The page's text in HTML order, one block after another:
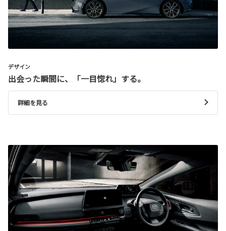
デザイン
出会った瞬間に、「一目惚れ」する。
詳細を見る